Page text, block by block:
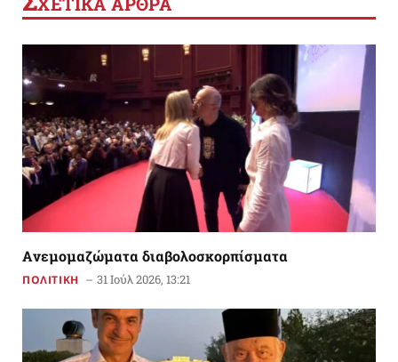
Aνεμομαζώματα διαβολοσκορπίσματα
ΠΟΛΙΤΙΚΗ 31 Ιούλ 2026, 13:21